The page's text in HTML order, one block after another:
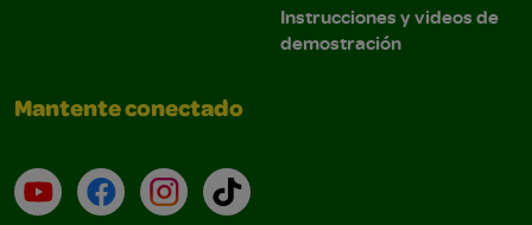
Instrucciones y videos de
demostración
Mantente conectado
YouTube (en inglés)
Facebook (en inglés)
Instagram (en inglés)
TikTok